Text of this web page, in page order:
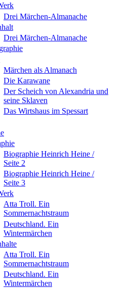
Drei Märchen-Almanache
Drei Märchen-Almanache
Märchen als Almanach
Die Karawane
Der Scheich von Alexandria und
seine Sklaven
Das Wirtshaus im Spessart
Biographie Heinrich Heine /
Seite 2
Biographie Heinrich Heine /
Seite 3
Atta Troll. Ein
Sommernachtstraum
Deutschland. Ein
Wintermärchen
Atta Troll. Ein
Sommernachtstraum
Deutschland. Ein
Wintermärchen